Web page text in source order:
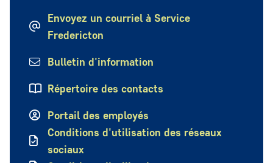
Envoyez un courriel à Service
Fredericton
Bulletin d'information
Répertoire des contacts
Portail des employés
Conditions d'utilisation des réseaux
sociaux